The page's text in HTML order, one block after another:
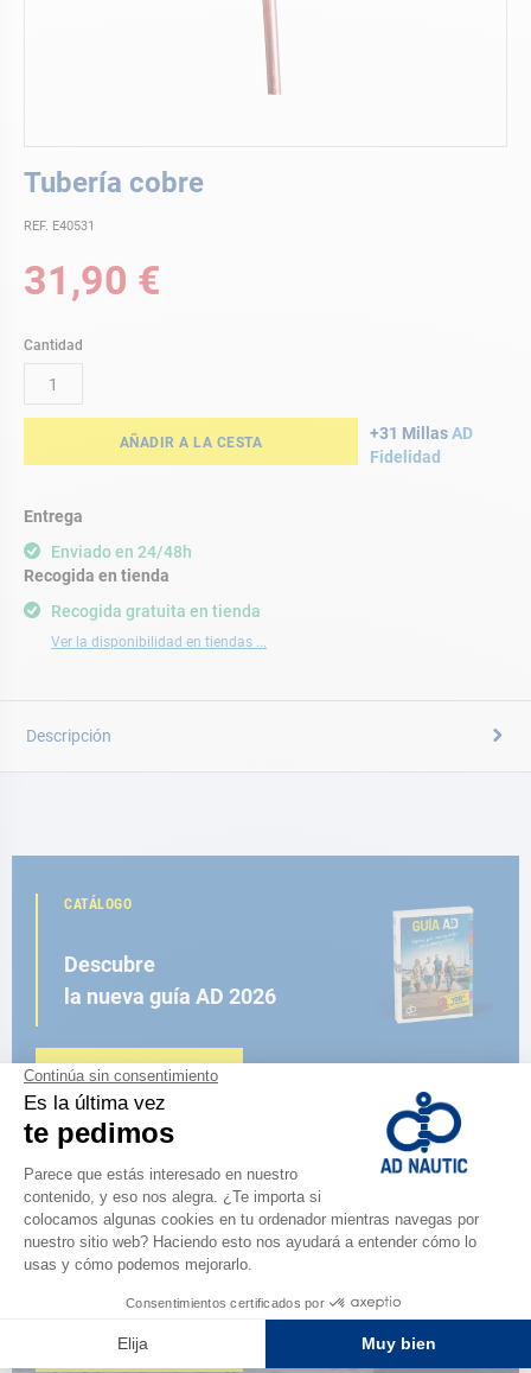
Tubería cobre
REF. E40531
31,90 €
Cantidad
AÑADIR A LA CESTA +31 MillasAD
Fidelidad
Entrega
Enviado en 24/48h
Recogida gratuita en tienda
Ver la disponibilidad en tiendas ...
Recogida en tienda
al
de
galería
de
Descripción
CATÁLOGO
Descubre
la nueva guía AD 2026
NAVEGAR POR EL CATÁLOGO
ESPACIO FIDELIDAD
¿Eres apasionado?
Benefíciate de ventajas exclusivas
AD FIDELITY